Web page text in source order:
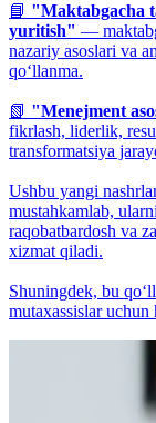
📘 "Maktabgacha
yuritish" —
nazariy asoslari va
qo‘llanma.
📗 "Menejment
fikrlash, liderlik,
transformatsiya
Ushbu yangi
mustahkamlab,
raqobatbardosh va
xizmat qiladi.
Shuningdek, bu
mutaxassislar